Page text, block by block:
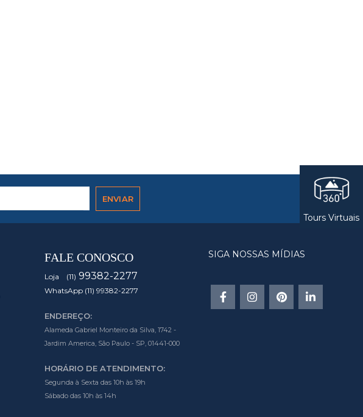
FALE CONOSCO
Loja (11) 99382-2277
WhatsApp (11) 99382-2277
ENDEREÇO:
Alameda Gabriel Monteiro da Silva, 1742 -
Jardim America, São Paulo - SP, 01441-000
HORÁRIO DE ATENDIMENTO:
Segunda à Sexta das 10h às 19h
Sábado das 10h às 14h
SIGA NOSSAS MÍDIAS
Tours Virtuais